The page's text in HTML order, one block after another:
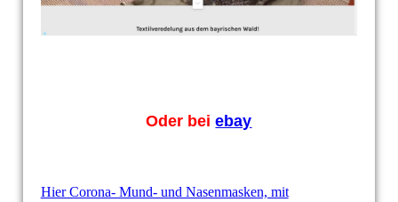
Oder beiebay
Hier Corona- Mund- und Nasenmasken, mit